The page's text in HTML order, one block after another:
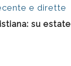
e dirette
su